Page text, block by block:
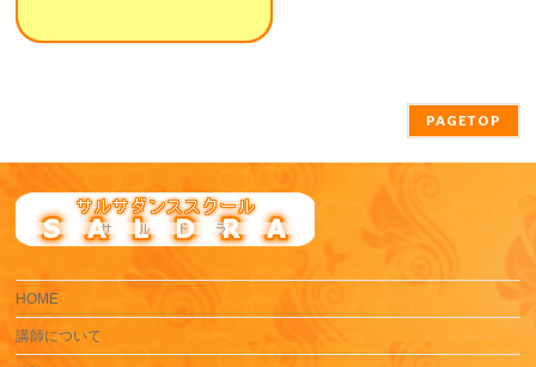
PAGETOP
HOME
講師について